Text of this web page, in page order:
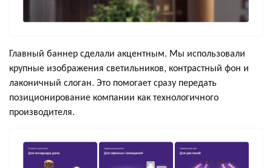
Главный баннер сделали акцентным. Мы использовали
крупные изображения светильников, контрастный фон и
лаконичный слоган. Это помогает сразу передать
позиционирование компании как технологичного
производителя.